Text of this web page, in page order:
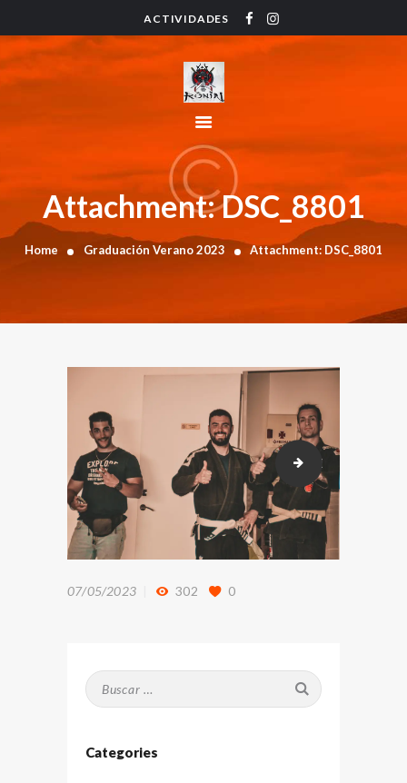
ACTIVIDADES
Attachment: DSC_8801
Home Graduación Verano 2023 Attachment: DSC_8801
HOME
ACTIVIDADES
INSTRUCTORES
CONTACTO
BLOG
DSC_8812
07/05/2023 302 0
Buscar:
Categories